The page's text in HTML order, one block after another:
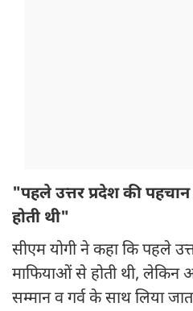
"पहले उत्तर प्रदेश की
होती थी"
सीएम योगी ने कहा कि पहले
माफियाओं से होती थी, लेकिन
सम्मान व गर्व के साथ लिया